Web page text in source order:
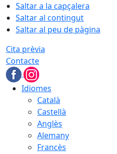
Saltar a la capçalera
Saltar al contingut
Saltar al peu de pàgina
Cita prèvia
Contacte
Idiomes
Català
Castellà
Anglès
Alemany
Francès